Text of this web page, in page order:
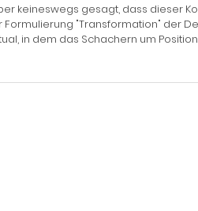
keineswegs gesagt, dass dieser
"Transformation" der
in dem das Schachern um